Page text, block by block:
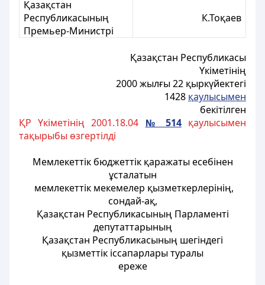
Қазақстан
Республикасының
Премьер-Министрі
К.Тоқаев
Қазақстан Республикасы
Үкіметінiң
2000 жылғы 22 қыркүйектегі
1428 қаулысымен
бекітілген
ҚР Үкіметінің 2001.18.04 № 514қаулысымен
тақырыбы өзгертілді
Мемлекеттік бюджеттік қаражаты есебiнен
ұсталатын
мемлекеттік мекемелер қызметкерлерiнiң,
сондай-ақ,
Қазақстан Республикасының Парламенті
депутаттарының
Қазақстан Республикасының шегіндегі
қызметтік iссапарлары туралы
ереже